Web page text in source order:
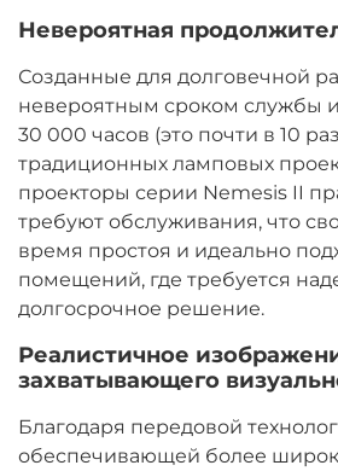
Невероятная
Созданные для долговечной
невероятным сроком службы
30 000 часов (это почти в 10
традиционных ламповых
проекторы серии Nemesis II
требуют обслуживания, что
время простоя и идеально
помещений, где требуется
долгосрочное решение.
Реалистичное
захватывающего
Благодаря передовой
обеспечивающей более